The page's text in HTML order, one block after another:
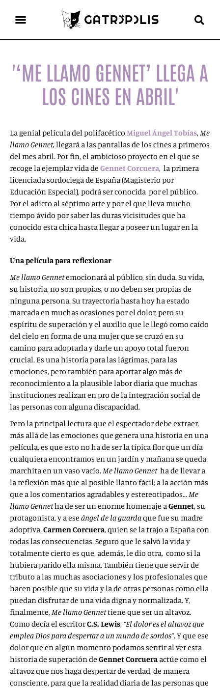
'‘ME LLAMO GENNET’ LLEGA A
LOS CINES EN ABRIL'
La genial película del polifacético Miguel Ángel Tobías,Me
llamo Gennet, llegará a las pantallas de los cines a primeros
del mes abril. Por fin, el ambicioso proyecto en el que se
recoge la ejemplar vida de Gennet Corcuera, la primera
licenciada sordociega de España (Magisterio por
Educación Especial), podrá ser conocida por el público.
Por el adicto al séptimo arte y por el que lleva mucho
tiempo ávido por saber las duras vicisitudes que ha
conocido esta chica hasta llegar a poseer un lugar en la
vida.
Una película para reflexionar
Me llamo Gennetemocionará al público, sin duda. Su vida,
su historia, no son propias, o no deben ser propias de
ninguna persona. Su trayectoria hasta hoy ha estado
marcada en muchas ocasiones por el dolor, pero su
espíritu de superación y el auxilio que le llegó como caído
del cielo en forma de una mujer que se cruzó en su
camino para adoptarla y darle un apoyo total fueron
crucial. Es una historia para las lágrimas, para las
emociones, pero también para aportar algo más de
reconocimiento a la plausible labor diaria que muchas
instituciones realizan en pro de la integración social de
las personas con alguna discapacidad.
Pero la principal lectura que el espectador debe extraer,
más allá de las emociones que genera una historia en una
película, es que esto no ha de ser la típica flor que un día
cualquiera encontramos en un jardín y mañana se queda
marchita en un vaso vacío.Me llamo Gennet ha de llevar a
la reflexión más que al posible llanto fácil; a la acción más
que a los comentarios agradables y estereotipados…Me
llamo Gennetha de ser un enorme homenaje aGennet, su
protagonista, y a ese ángel de la guardaque fue su madre
adoptiva,CarmenCorcuera, quien se la trajo a España con
todas las consecuencias. Seguro que le salvó la vida y
totalmente cierto es que, además, le dio otra, como si la
hubiera parido ella misma. También tiene que servir de
tributo a las muchas asociaciones y los profesionales que
hacen posible que su vida y la de otras personas como ella
puedan disfrutar de una vida digna y normalizada. Y,
finalmente,Me llamo Gennettiene que ser un altavoz.
Como decía el escritorC.S. Lewis, “El dolor es el altavoz que
emplea Dios para despertar a un mundo de sordos”. Y que ese
dolor que en algún momento podamos sentir al ver esta
historia de superación de Gennet Corcuera actúe como el
altavoz que nos haga despertar de verdad, de manera
consciente, para que la realidad diaria de las personas que